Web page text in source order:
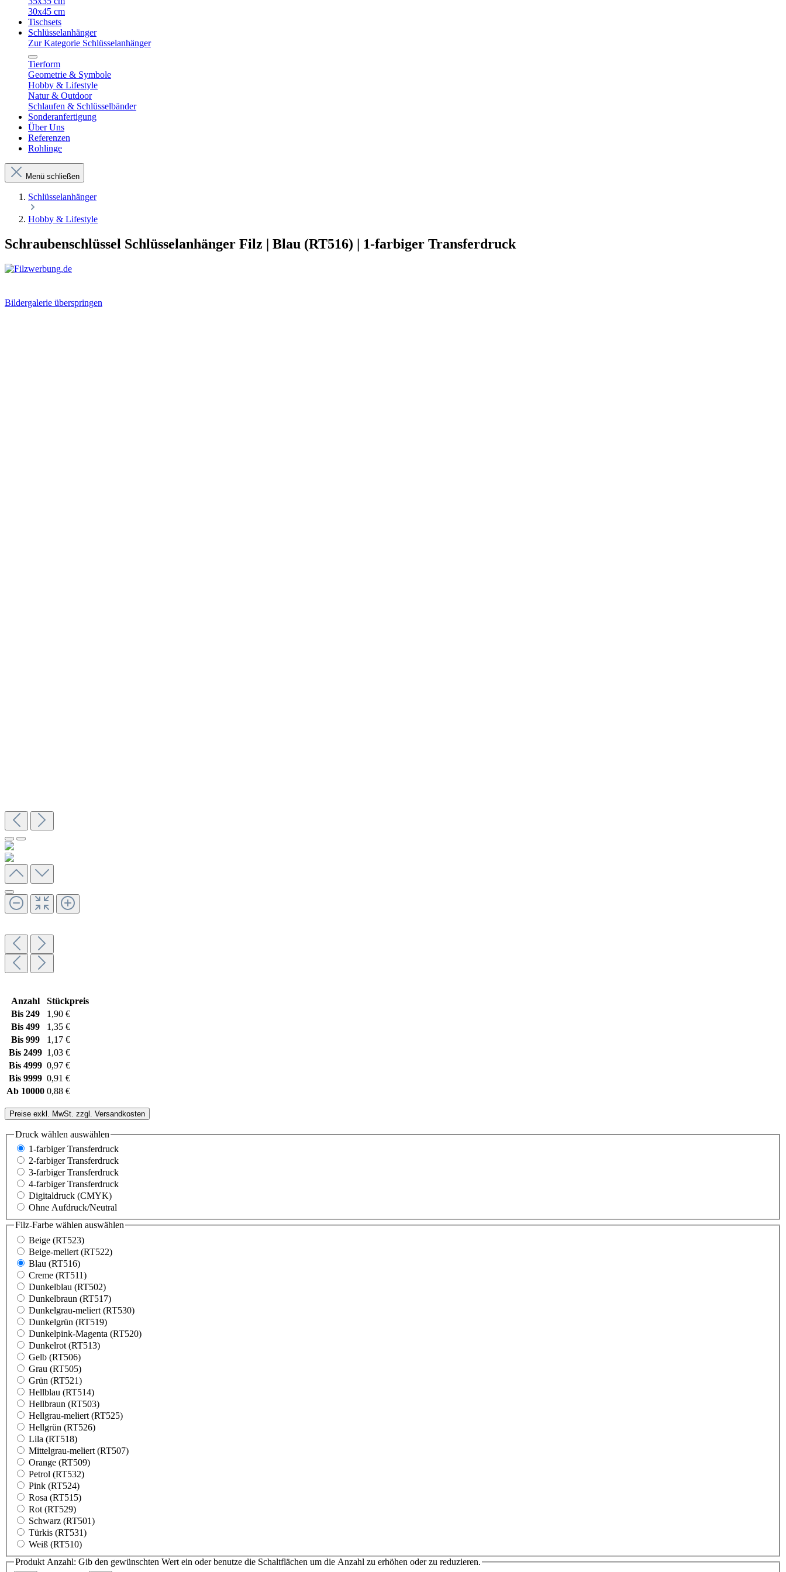
30x45 cm
Tischsets
Schlüsselanhänger
Zur Kategorie Schlüsselanhänger
Tierform
Geometrie & Symbole
Hobby & Lifestyle
Natur & Outdoor
Schlaufen & Schlüsselbänder
Sonderanfertigung
Über Uns
Referenzen
Rohlinge
Menü schließen
Schlüsselanhänger
Hobby & Lifestyle
Schraubenschlüssel Schlüsselanhänger Filz | Blau (RT516) | 1-farbiger Transferdruck
Bildergalerie überspringen
Anzahl
Stückpreis
Bis 249
1,90 €
Bis 499
1,35 €
Bis 999
1,17 €
Bis 2499 1,03 €
Bis 4999 0,97 €
Bis 9999 0,91 €
Ab 10000 0,88 €
Preise exkl. MwSt. zzgl. Versandkosten
Druck wählen auswählen
1-farbiger Transferdruck
2-farbiger Transferdruck
3-farbiger Transferdruck
4-farbiger Transferdruck
Digitaldruck (CMYK)
Ohne Aufdruck/Neutral
Filz-Farbe wählen auswählen
Beige (RT523)
Beige-meliert (RT522)
Blau (RT516)
Creme (RT511)
Dunkelblau (RT502)
Dunkelbraun (RT517)
Dunkelgrau-meliert (RT530)
Dunkelgrün (RT519)
Dunkelpink-Magenta (RT520)
Dunkelrot (RT513)
Gelb (RT506)
Grau (RT505)
Grün (RT521)
Hellblau (RT514)
Hellbraun (RT503)
Hellgrau-meliert (RT525)
Hellgrün (RT526)
Lila (RT518)
Mittelgrau-meliert (RT507)
Orange (RT509)
Petrol (RT532)
Pink (RT524)
Rosa (RT515)
Rot (RT529)
Schwarz (RT501)
Türkis (RT531)
Weiß (RT510)
Produkt Anzahl: Gib den gewünschten Wert ein oder benutze die Schaltflächen um die Anzahl zu erhöhen oder zu reduzieren.